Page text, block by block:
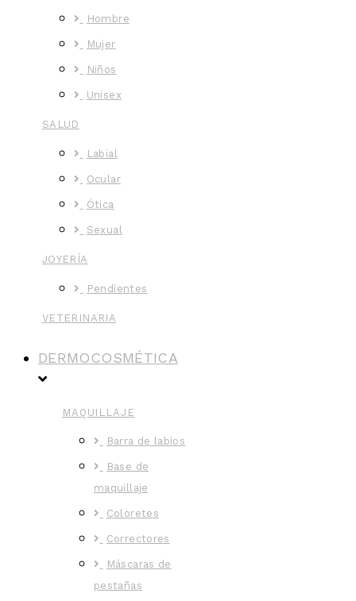
Hombre
Mujer
Niños
Unisex
SALUD
Labial
Ocular
Ótica
Sexual
JOYERÍA
Pendientes
VETERINARIA
DERMOCOSMÉTICA
MAQUILLAJE
Barra de labios
Base de
maquillaje
Coloretes
Correctores
Máscaras de
pestañas